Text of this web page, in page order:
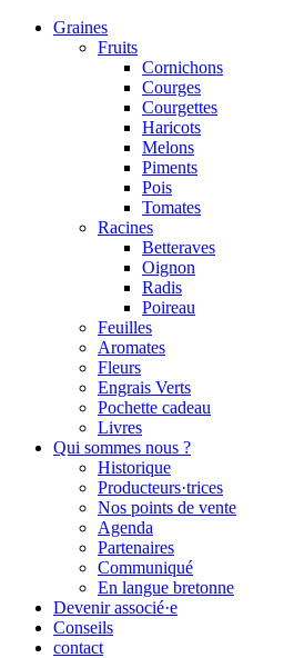
Graines
Fruits
Cornichons
Courges
Courgettes
Haricots
Melons
Piments
Pois
Tomates
Racines
Betteraves
Oignon
Radis
Poireau
Feuilles
Aromates
Fleurs
Engrais Verts
Pochette cadeau
Livres
Qui sommes nous ?
Historique
Producteurs·trices
Nos points de vente
Agenda
Partenaires
Communiqué
En langue bretonne
Devenir associé·e
Conseils
contact